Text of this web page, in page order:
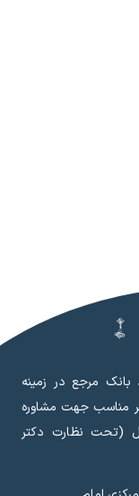
مرجع در زمینه
مناسب جهت مشاوره
(تحت نظارت دکتر